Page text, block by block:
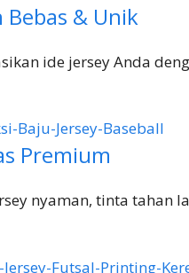
Bebas & Unik
ide jersey Anda
Premium
nyaman, tinta tahan